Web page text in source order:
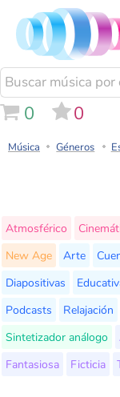
0 0
Música Géneros
Atmosférico
New Age
Arte
Diapositivas
Podcasts
Relajación
Sintetizador análogo
Fantasiosa
Ficticia